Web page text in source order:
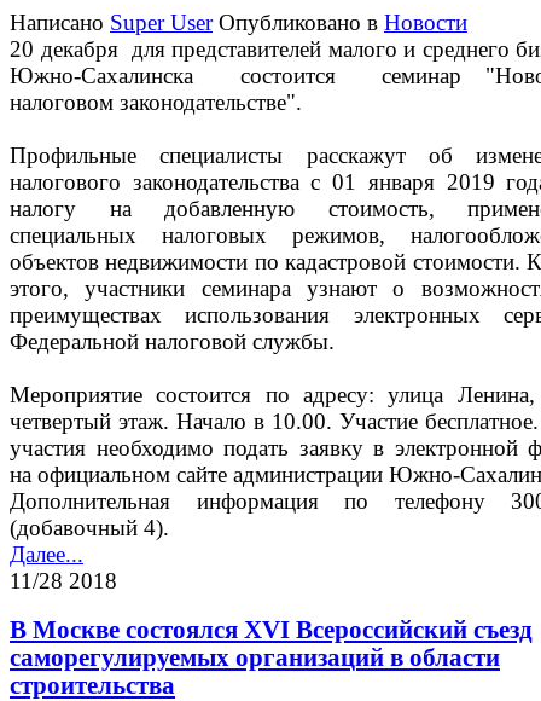
Написано Super User Опубликовано в Новости
20 декабря для представителей малого и среднего
Южно-Сахалинска состоится семинар
налоговом законодательстве".
Профильные специалисты расскажут об
налогового законодательства с 01 января 2019
налогу на добавленную стоимость,
специальных налоговых режимов,
объектов недвижимости по кадастровой стоимости.
этого, участники семинара узнают о
преимуществах использования электронных
Федеральной налоговой службы.
Мероприятие состоится по адресу: улица
четвертый этаж. Начало в 10.00. Участие
участия необходимо подать заявку в электронной
на официальном сайте администрации Южно-
Дополнительная информация по телефону
(добавочный 4).
Далее...
11/28 2018
В Москве состоялся XVI Всероссийский съезд
саморегулируемых организаций в области
строительства